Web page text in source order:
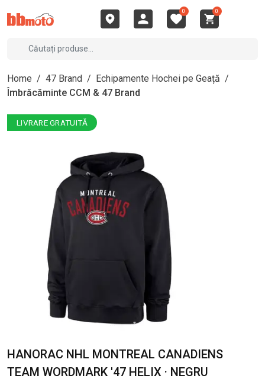
0 0
Home / 47 Brand / Echipamente Hochei pe Geață /
Îmbrăcăminte CCM & 47 Brand
LIVRARE GRATUITĂ
HANORAC NHL MONTREAL CANADIENS
TEAM WORDMARK '47 HELIX · NEGRU